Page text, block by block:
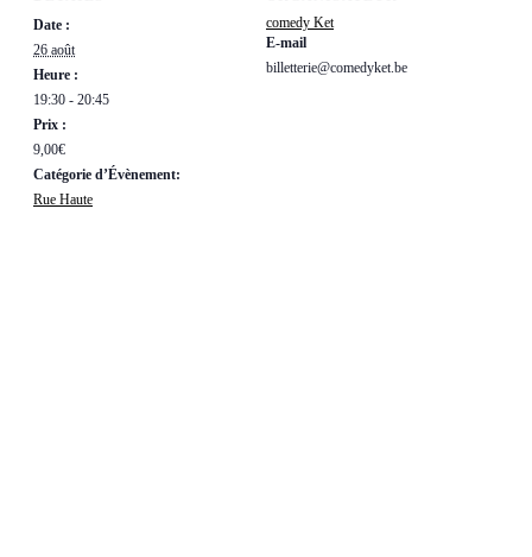
Date :
26 août
Heure :
19:30 - 20:45
Prix :
9,00€
Catégorie d’Évènement:
Rue Haute
comedy Ket
E-mail
billetterie@comedyket.be
Ket